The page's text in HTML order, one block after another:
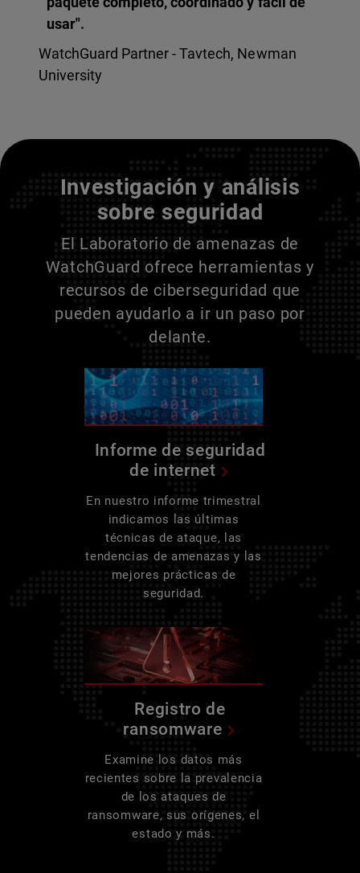
usar".
WatchGuard Partner - Tavtech, Newman
University
Investigación y análisis
sobre seguridad
El Laboratorio de amenazas de
WatchGuard ofrece herramientas y
recursos de ciberseguridad que
pueden ayudarlo a ir un paso por
delante.
Informe de seguridad
de internet
En nuestro informe trimestral
indicamos las últimas
técnicas de ataque, las
tendencias de amenazas y las
mejores prácticas de
seguridad.
Registro de
ransomware
Examine los datos más
recientes sobre la prevalencia
de los ataques de
ransomware, sus orígenes, el
estado y más.